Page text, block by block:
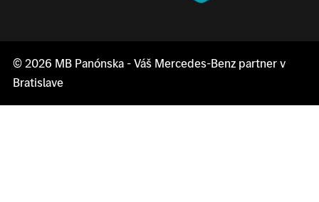
© 2026 MB Panónska - Váš Mercedes-Benz partner v
Bratislave